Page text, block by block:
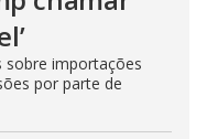
sobre importações
por parte de